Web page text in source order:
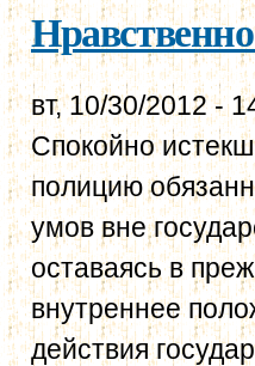
вт, 10/30/2012 -
Спокойно
полицию
умов вне
оставаясь в
внутреннее
действия